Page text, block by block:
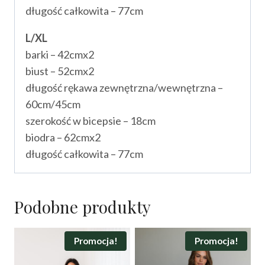
długość całkowita – 77cm
L/XL
barki – 42cmx2
biust – 52cmx2
długość rękawa zewnętrzna/wewnętrzna –
60cm/45cm
szerokość w bicepsie – 18cm
biodra – 62cmx2
długość całkowita – 77cm
Podobne produkty
Promocja! Promocja!